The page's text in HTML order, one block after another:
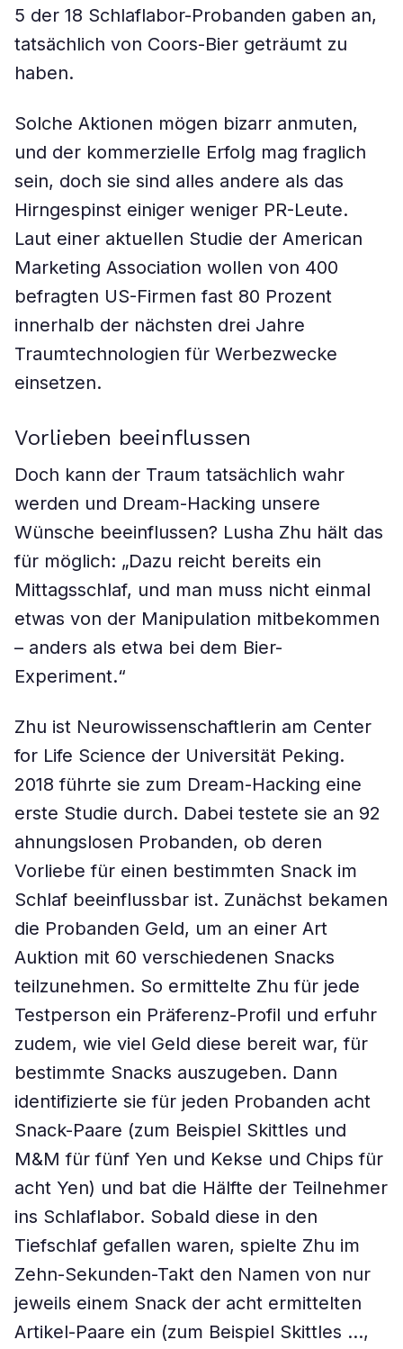
5 der 18 Schlaflabor-Probanden gaben an,
tatsächlich von Coors-Bier geträumt zu
haben.
Solche Aktionen mögen bizarr anmuten,
und der kommerzielle Erfolg mag fraglich
sein, doch sie sind alles andere als das
Hirngespinst einiger weniger PR-Leute.
Laut einer aktuellen Studie der American
Marketing Association wollen von 400
befragten US-Firmen fast 80 Prozent
innerhalb der nächsten drei Jahre
Traumtechnologien für Werbezwecke
einsetzen.
Vorlieben beeinflussen
Doch kann der Traum tatsächlich wahr
werden und Dream-Hacking unsere
Wünsche beeinflussen? Lusha Zhu hält das
für möglich: „Dazu reicht bereits ein
Mittagsschlaf, und man muss nicht einmal
etwas von der Manipulation mitbekommen
– anders als etwa bei dem Bier-
Experiment.“
Zhu ist Neurowissenschaftlerin am Center
for Life Science der Universität Peking.
2018 führte sie zum Dream-Hacking eine
erste Studie durch. Dabei testete sie an 92
ahnungslosen Probanden, ob deren
Vorliebe für einen bestimmten Snack im
Schlaf beeinflussbar ist. Zunächst bekamen
die Probanden Geld, um an einer Art
Auktion mit 60 verschiedenen Snacks
teilzunehmen. So ermittelte Zhu für jede
Testperson ein Präferenz-Profil und erfuhr
zudem, wie viel Geld diese bereit war, für
bestimmte Snacks auszugeben. Dann
identifizierte sie für jeden Probanden acht
Snack-Paare (zum Beispiel Skittles und
M&M für fünf Yen und Kekse und Chips für
acht Yen) und bat die Hälfte der Teilnehmer
ins Schlaflabor. Sobald diese in den
Tiefschlaf gefallen waren, spielte Zhu im
Zehn-Sekunden-Takt den Namen von nur
jeweils einem Snack der acht ermittelten
Artikel-Paare ein (zum Beispiel Skittles …,